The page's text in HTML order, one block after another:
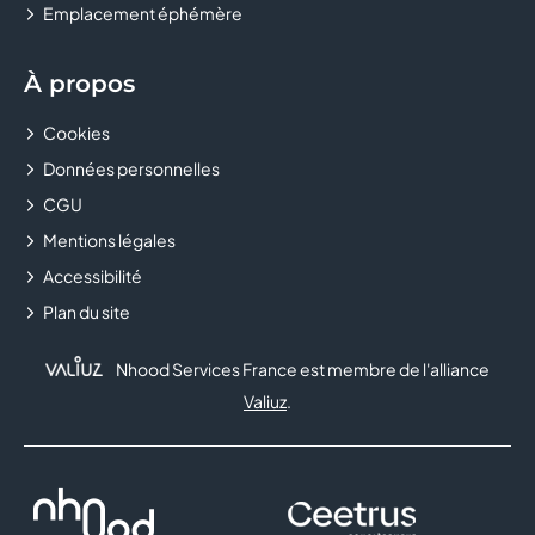
Emplacement éphémère
À propos
Cookies
Données personnelles
CGU
Mentions légales
Accessibilité
Plan du site
Nhood Services France est membre de l'alliance
Valiuz.